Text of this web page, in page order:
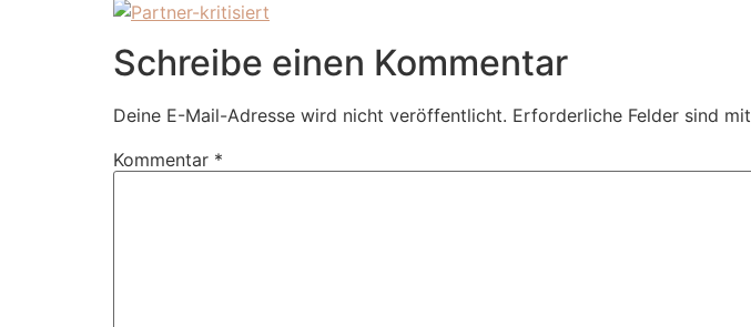
Schreibe einen Kommentar
Deine E-Mail-Adresse wird nicht veröffentlicht. Erforderliche Felder sind mit
Kommentar *